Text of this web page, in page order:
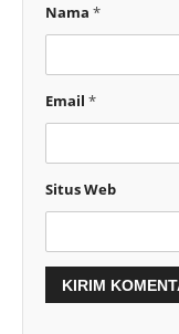
Nama *
Email *
Situs Web